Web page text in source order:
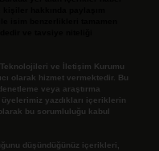
ve İletişim Kurumu
olarak hizmet vermektedir. Bu
veya araştırma
yazdıkları içeriklerin
bu sorumluluğu kabul
düşündüğünüz içerikleri,